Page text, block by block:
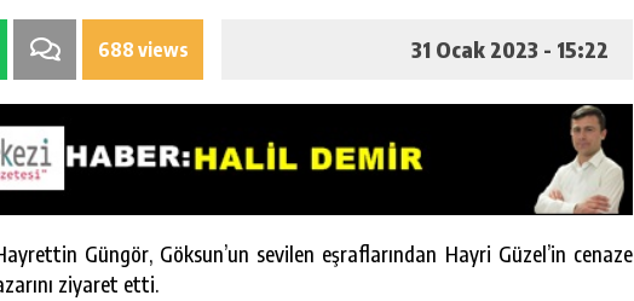
688 views 31 Ocak 2023 - 15:22
Güngör, Göksun’un sevilen eşraflarından Hayri Güzel’in cenaze
ziyaret etti.